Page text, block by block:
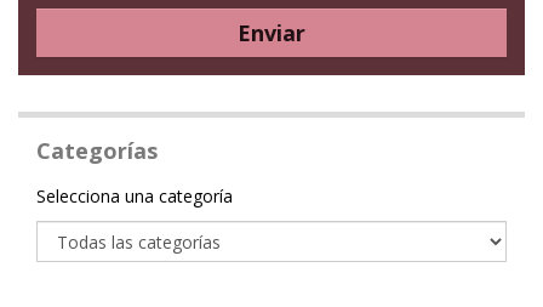
Enviar
Categorías
Categoría
Selecciona una categoría